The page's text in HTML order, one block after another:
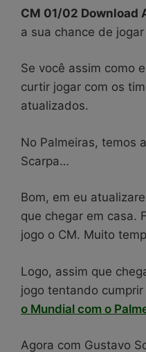
CM 01/02 Download
a sua chance de
Se você assim como
curtir jogar com os
atualizados.
No Palmeiras, temos
Scarpa…
Bom, em eu
que chegar em casa.
jogo o CM. Muito
Logo, assim que
jogo tentando
o Mundial com o
Agora com Gustavo